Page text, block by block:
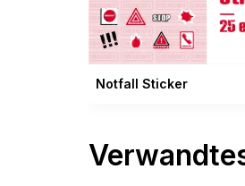
Notfall Sticker